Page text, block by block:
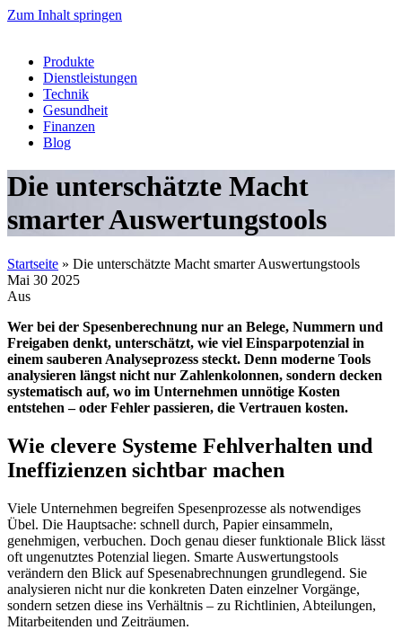
Zum Inhalt springen
Produkte
Dienstleistungen
Technik
Gesundheit
Finanzen
Blog
Die unterschätzte Macht
smarter Auswertungstools
Startseite » Die unterschätzte Macht smarter Auswertungstools
Mai 30 2025
Aus
Wer bei der Spesenberechnung nur an Belege, Nummern und
Freigaben denkt, unterschätzt, wie viel Einsparpotenzial in
einem sauberen Analyseprozess steckt. Denn moderne Tools
analysieren längst nicht nur Zahlenkolonnen, sondern decken
systematisch auf, wo im Unternehmen unnötige Kosten
entstehen – oder Fehler passieren, die Vertrauen kosten.
Wie clevere Systeme Fehlverhalten und
Ineffizienzen sichtbar machen
Viele Unternehmen begreifen Spesenprozesse als notwendiges
Übel. Die Hauptsache: schnell durch, Papier einsammeln,
genehmigen, verbuchen. Doch genau dieser funktionale Blick lässt
oft ungenutztes Potenzial liegen. Smarte Auswertungstools
verändern den Blick auf Spesenabrechnungen grundlegend. Sie
analysieren nicht nur die konkreten Daten einzelner Vorgänge,
sondern setzen diese ins Verhältnis – zu Richtlinien, Abteilungen,
Mitarbeitenden und Zeiträumen.